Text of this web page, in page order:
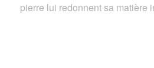
pierre lui redonnent sa matière